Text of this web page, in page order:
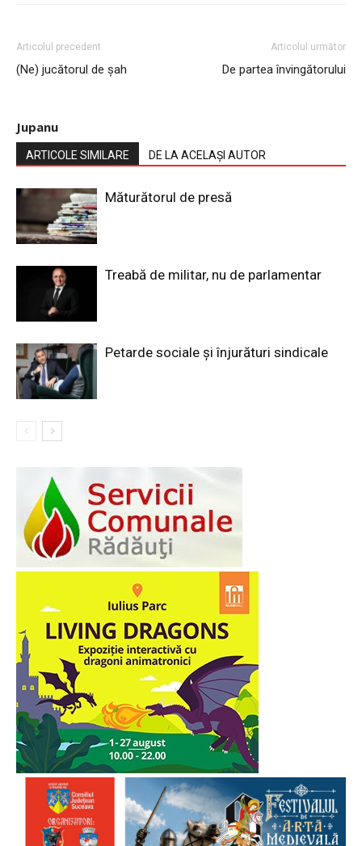
Articolul precedent
(Ne) jucătorul de șah
Articolul următor
De partea învingătorului
Jupanu
ARTICOLE SIMILARE DE LA ACELAȘI AUTOR
Măturătorul de presă
Treabă de militar, nu de parlamentar
Petarde sociale și înjurături sindicale